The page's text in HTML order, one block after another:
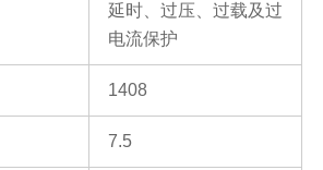
延时、过压、过载及过
电流保护
1408
7.5